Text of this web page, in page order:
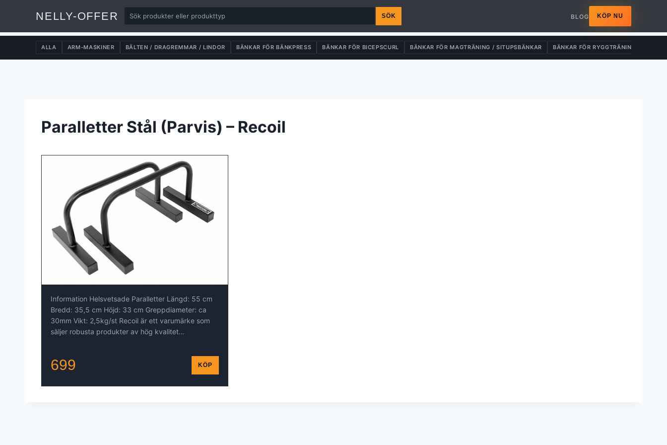
NELLY-OFFER SÖK BLOG KÖP NU
ALLA ARM-MASKINER BÄLTEN / DRAGREMMAR / LINDOR BÄNKAR FÖR BÄNKPRESS BÄNKAR FÖR BICEPSCURL BÄNKAR FÖR MAGTRÄNING / SITUPSBÄNKAR BÄNKAR FÖR RYGGTRÄNING
Paralletter Stål (Parvis) – Recoil
Information Helsvetsade Paralletter Längd: 55 cm
Bredd: 35,5 cm Höjd: 33 cm Greppdiameter: ca
30mm Vikt: 2,5kg/st Recoil är ett varumärke som
säljer robusta produkter av hög kvalitet…
699 KÖP